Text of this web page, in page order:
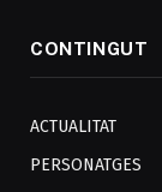
CONTINGUT
ACTUALITAT
PERSONATGES